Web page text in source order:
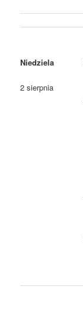
Niedziela
2 sierpnia